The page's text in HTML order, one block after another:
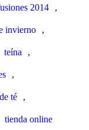
2014 ,
invierno ,
teína ,
,
té ,
tienda online